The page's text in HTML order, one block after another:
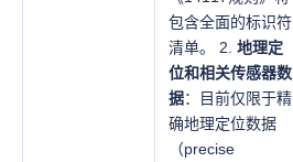
包含全面的标识符
清单。 2. 地理定
位和相关传感器数
据：目前仅限于精
确地理定位数据
（precise